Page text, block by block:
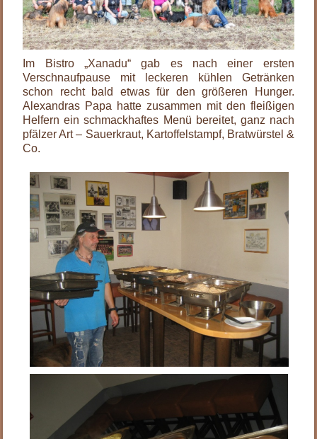
Im Bistro „Xanadu“ gab es nach einer ersten
Verschnaufpause mit leckeren kühlen Getränken
schon recht bald etwas für den größeren Hunger.
Alexandras Papa hatte zusammen mit den fleißigen
Helfern ein schmackhaftes Menü bereitet, ganz nach
pfälzer Art – Sauerkraut, Kartoffelstampf, Bratwürstel &
Co.